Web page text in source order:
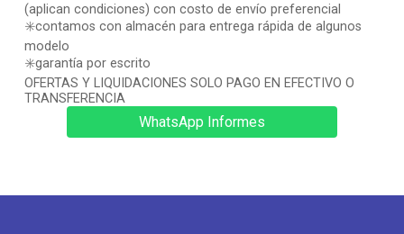
(aplican condiciones) con costo de envío preferencial
✳️contamos con almacén para entrega rápida de algunos
modelo
✳️garantía por escrito
OFERTAS Y LIQUIDACIONES SOLO PAGO EN EFECTIVO O
TRANSFERENCIA
WhatsApp Informes